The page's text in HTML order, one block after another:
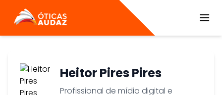
ÓTICAS AUDAZ
Heitor Pires Pires
Profissional de mídia digital e